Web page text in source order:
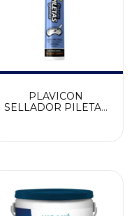
PLAVICON
SELLADOR PILETAS